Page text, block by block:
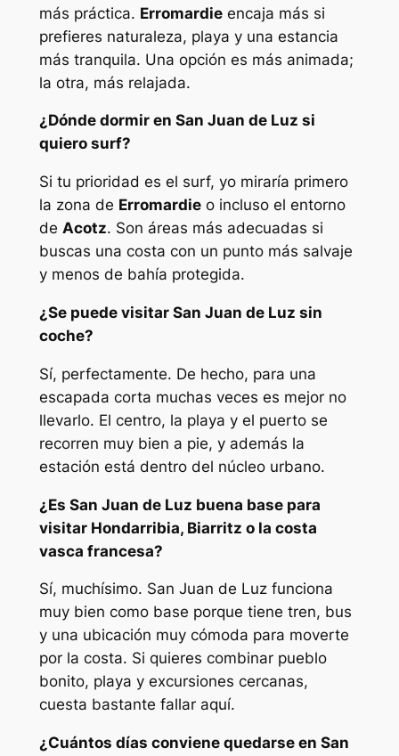
más práctica. Erromardieencaja más si
prefieres naturaleza, playa y una estancia
más tranquila. Una opción es más animada;
la otra, más relajada.
¿Dónde dormir en San Juan de Luz si
quiero surf?
Si tu prioridad es el surf, yo miraría primero
la zona de Erromardieo incluso el entorno
de Acotz. Son áreas más adecuadas si
buscas una costa con un punto más salvaje
y menos de bahía protegida.
¿Se puede visitar San Juan de Luz sin
coche?
Sí, perfectamente. De hecho, para una
escapada corta muchas veces es mejor no
llevarlo. El centro, la playa y el puerto se
recorren muy bien a pie, y además la
estación está dentro del núcleo urbano.
¿Es San Juan de Luz buena base para
visitar Hondarribia, Biarritz o la costa
vasca francesa?
Sí, muchísimo. San Juan de Luz funciona
muy bien como base porque tiene tren, bus
y una ubicación muy cómoda para moverte
por la costa. Si quieres combinar pueblo
bonito, playa y excursiones cercanas,
cuesta bastante fallar aquí.
¿Cuántos días conviene quedarse en San